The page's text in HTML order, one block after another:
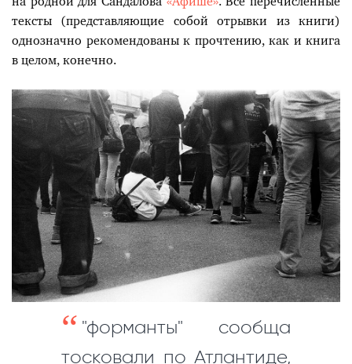
тексты (представляющие собой отрывки из книги)
однозначно рекомендованы к прочтению, как и книга
в целом, конечно.
"форманты" сообща
тосковали по Атлантиде,